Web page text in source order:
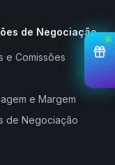
de Negociação
e Comissões
e Margem
de Negociação